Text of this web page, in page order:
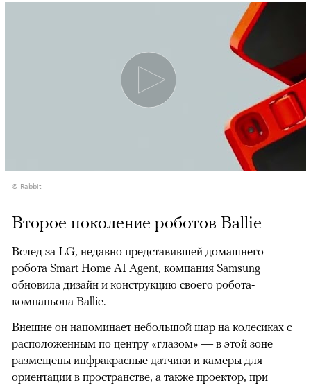
© Rabbit
Второе поколение роботов Ballie
Вслед за LG, недавно представившей домашнего
робота Smart Home AI Agent, компания Samsung
обновила дизайн и конструкцию своего робота-
компаньона Ballie.
Внешне он напоминает небольшой шар на колесиках с
расположенным по центру «глазом» — в этой зоне
размещены инфракрасные датчики и камеры для
ориентации в пространстве, а также проектор, при